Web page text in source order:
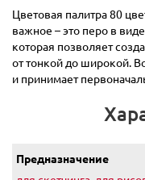
Цветовая палитра 80
важное – это перо в
которая позволяет
от тонкой до широкой.
и принимает
Предназначение